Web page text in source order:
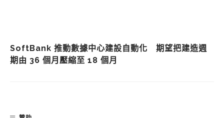
SoftBank 推動數據中心建設自動化 期望把建造週
期由 36 個月壓縮至 18 個月